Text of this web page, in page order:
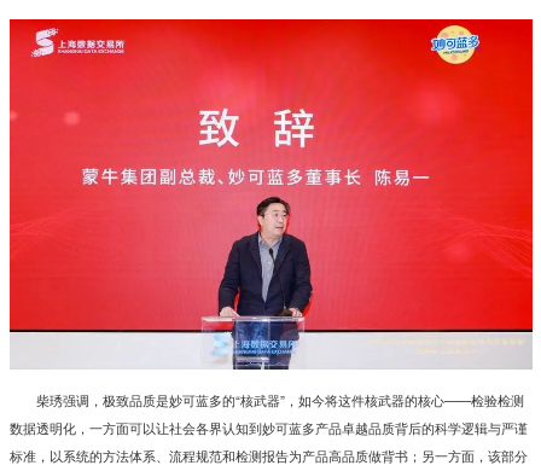
柴琇强调，极致品质是妙可蓝多的“核武器”，如今将这件核武器的核心——检验检测
数据透明化，一方面可以让社会各界认知到妙可蓝多产品卓越品质背后的科学逻辑与严谨
标准，以系统的方法体系、流程规范和检测报告为产品高品质做背书；另一方面，该部分